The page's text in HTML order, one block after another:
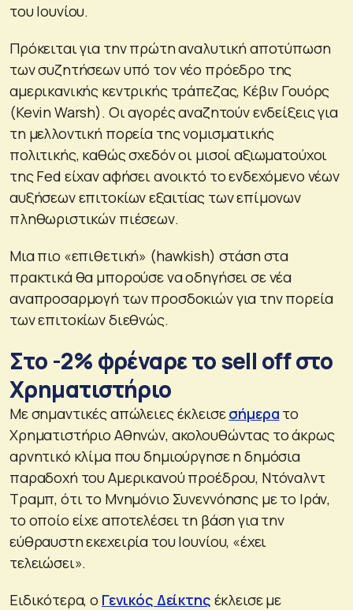
του Ιουνίου.
Πρόκειται για την πρώτη αναλυτική αποτύπωση
των συζητήσεων υπό τον νέο πρόεδρο της
αμερικανικής κεντρικής τράπεζας, Κέβιν Γουόρς
(Kevin Warsh). Οι αγορές αναζητούν ενδείξεις για
τη μελλοντική πορεία της νομισματικής
πολιτικής, καθώς σχεδόν οι μισοί αξιωματούχοι
της Fed είχαν αφήσει ανοικτό το ενδεχόμενο νέων
αυξήσεων επιτοκίων εξαιτίας των επίμονων
πληθωριστικών πιέσεων.
Μια πιο «επιθετική» (hawkish) στάση στα
πρακτικά θα μπορούσε να οδηγήσει σε νέα
αναπροσαρμογή των προσδοκιών για την πορεία
των επιτοκίων διεθνώς.
Στο -2% φρέναρε το sell off στο
Χρηματιστήριο
Με σημαντικές απώλειες έκλεισεσήμερα το
Χρηματιστήριο Αθηνών, ακολουθώντας το άκρως
αρνητικό κλίμα που δημιούργησε η δημόσια
παραδοχή του Αμερικανού προέδρου, Ντόναλντ
Τραμπ, ότι το Μνημόνιο Συνεννόησης με το Ιράν,
το οποίο είχε αποτελέσει τη βάση για την
εύθραυστη εκεχειρία του Ιουνίου, «έχει
τελειώσει».
Ειδικότερα, ο Γενικός Δείκτης έκλεισε με